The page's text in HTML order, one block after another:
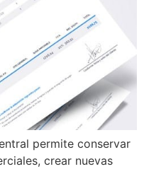
permite conservar
crear nuevas